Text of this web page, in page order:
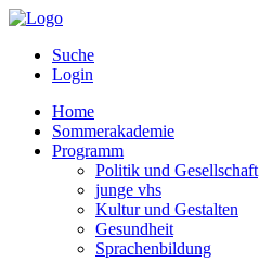
Suche
Login
Home
Sommerakademie
Programm
Politik und Gesellschaft
junge vhs
Kultur und Gestalten
Gesundheit
Sprachenbildung